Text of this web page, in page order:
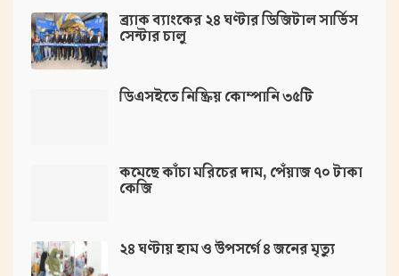
ব্র্যাক ব্যাংকের ২৪ ঘণ্টার ডিজিটাল সার্ভিস
সেন্টার চালু
ডিএসইতে নিষ্ক্রিয় কোম্পানি ৩৫টি
কমেছে কাঁচা মরিচের দাম, পেঁয়াজ ৭০ টাকা
কেজি
২৪ ঘণ্টায় হাম ও উপসর্গে ৪ জনের মৃত্যু